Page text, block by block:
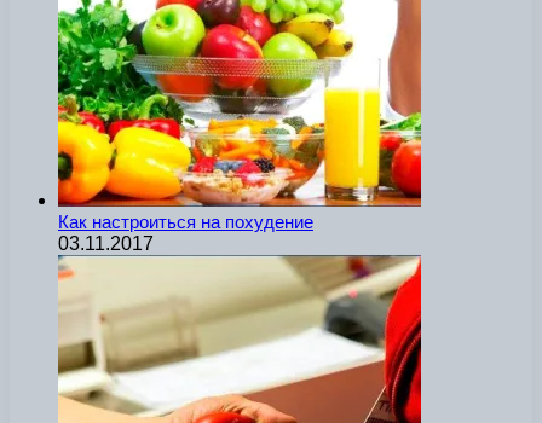
Как настроиться на похудение
03.11.2017